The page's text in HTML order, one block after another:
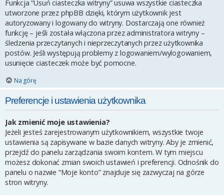
Funkcja “Usuń ciasteczka witryny” usuwa wszystkie ciasteczka
utworzone przez phpBB dzięki, którym użytkownik jest
autoryzowany i logowany do witryny. Dostarczają one również
funkcję – jeśli została włączona przez administratora witryny –
śledzenia przeczytanych i nieprzeczytanych przez użytkownika
postów. Jeśli występują problemy z logowaniem/wylogowaniem,
usunięcie ciasteczek może być pomocne.
Na górę
Preferencje i ustawienia użytkownika
Jak zmienić moje ustawienia?
Jeżeli jesteś zarejestrowanym użytkownikiem, wszystkie twoje
ustawienia są zapisywane w bazie danych witryny. Aby je zmienić,
przejdź do panelu zarządzania swoim kontem. W tym miejscu
możesz dokonać zmian swoich ustawień i preferencji. Odnośnik do
panelu o nazwie “Moje konto” znajduje się zazwyczaj na górze
stron witryny.